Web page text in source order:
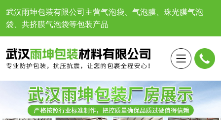
武汉雨坤包装有限公司 主营气泡袋、气泡膜、珠光膜气泡
袋、共挤膜气泡袋等包装产品